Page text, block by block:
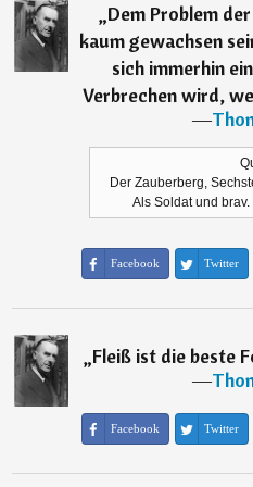
„Dem Problem
kaum gewachsen
sich immerhin
Verbrechen wird,
―
Der Zauberberg,
Als Soldat und
Facebook Twitter
„Fleiß ist die beste
―
Facebook Twitter